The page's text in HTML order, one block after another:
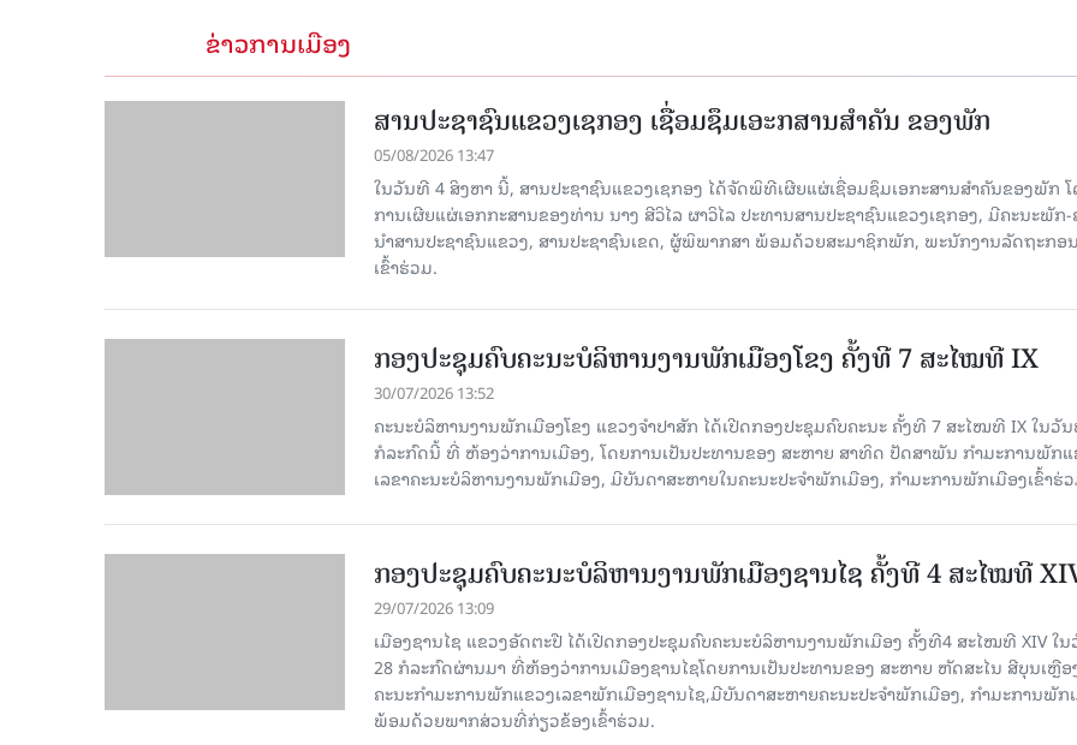
ຂ່າວການເມືອງ
ສານປະຊາຊົນແຂວງເຊກອງ ເຊື່ອມຊຶມເອະກສານສໍາຄັນ ຂອງພັກ
05/08/2026 13:47
ໃນວັນທີ 4 ສິງຫາ ນີ້, ສານປະຊາຊົນແຂວງເຊກອງ ໄດ້ຈັດພິທີເຜີຍແຜ່ເຊື່ອມຊຶມເອກະສານສໍາຄັນຂອງພັກ
ການເຜີຍແຜ່ເອກກະສານຂອງທ່ານ ນາງ ສີວິໄລ ຜາວິໄລ ປະທານສານປະຊາຊົນແຂວງເຊກອງ, ມີຄະນະພັກ-
ນໍາສານປະຊາຊົນແຂວງ, ສານປະຊາຊົນເຂດ, ຜູ້ພິພາກສາ ພ້ອມດ້ວຍສະມາຊິກພັກ, ພະນັກງານລັດຖະກອນ
ເຂົ້າຮ່ວມ.
ກອງປະຊຸມຄົບຄະນະບໍລິຫານງານພັກເມືອງໂຂງ ຄັ້ງທີ 7 ສະໄໝທີ IX
30/07/2026 13:52
ຄະນະບໍລິຫານງານພັກເມືອງໂຂງ ແຂວງຈຳປາສັກ ໄດ້ເປີດກອງປະຊຸມຄົບຄະນະ ຄັ້ງທີ 7 ສະໄໝທີ IX ໃນ​ວັ
ກໍ​ລະ​ກົດ​ນີ້ ທີ່ ຫ້ອງວ່າການເມືອງ, ໂດຍການເປັນປະທານຂອງ ສະຫາຍ ສາທິດ ປັດສາພັນ ກຳມະການພັກແ
ເລຂາຄະນະບໍລິຫານງານພັກເມືອງ, ມີບັນດາສະຫາຍໃນຄະນະປະຈຳພັກເມືອງ, ກຳມະການພັກເມືອງເຂົ້າຮ່
ກອງປະຊຸມຄົບຄະນະບໍລິຫານງານພັກເມືອງຊານ​ໄຊ ຄັ້ງທີ 4 ສະໄໝທີ
29/07/2026 13:09
ເມືອງຊານໄຊ ແຂວງອັດຕະປື ໄດ້ເປີດກອງປະຊຸມຄົບຄະນະບໍລິຫານງານພັກເມືອງ ຄັ້ງທີ4 ສະໄໝທີ XIV ໃ
28 ກໍ​ລະ​ກົດ​ຜ່ານ​ມາ ທີ່ຫ້ອງວ່າການເມືອງຊານໄຊໂດຍການເປັນປະທານຂອງ ສະຫາຍ ຫັດສະໄນ ສີບຸນເຫຼືອ
ຄະນະກຳມະການພັກແຂວງເລຂາພັກເມືອງຊານໄຊ,ມີບັນດາສະຫາຍຄະນະປະຈຳພັກເມືອງ, ກຳມະການພັກ
ພ້ອມດ້ວຍພາກສ່ວນທີ່ກ່ຽວຂ້ອງເຂົ້າຮ່ວມ.